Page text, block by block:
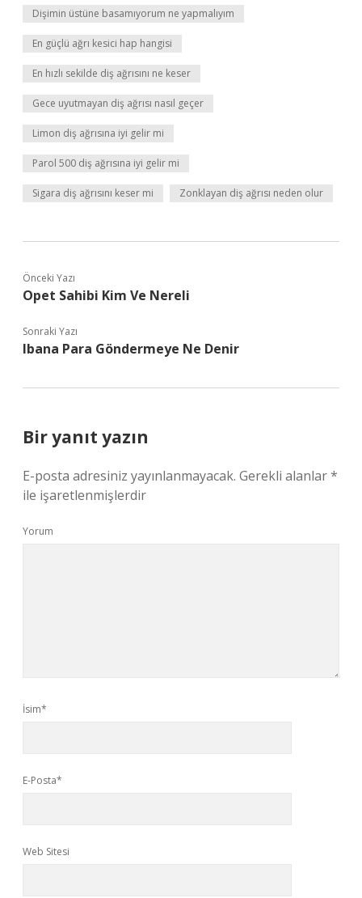
Dişimin üstüne basamıyorum ne yapmalıyım
En güçlü ağrı kesici hap hangisi
En hızlı sekilde diş ağrısını ne keser
Gece uyutmayan diş ağrısı nasıl geçer
Limon diş ağrısına iyi gelir mi
Parol 500 diş ağrısına iyi gelir mi
Sigara diş ağrısını keser mi Zonklayan diş ağrısı neden olur
Önceki Yazı
Opet Sahibi Kim Ve Nereli
Sonraki Yazı
Ibana Para Göndermeye Ne Denir
Bir yanıt yazın
E-posta adresiniz yayınlanmayacak. Gerekli alanlar*
ile işaretlenmişlerdir
Yorum
İsim*
E-Posta*
Web Sitesi